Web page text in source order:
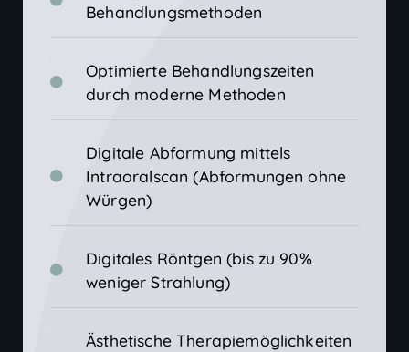
Behandlungsmethoden
Optimierte Behandlungszeiten
durch moderne Methoden
Digitale Abformung mittels
Intraoralscan (Abformungen ohne
Würgen)
Digitales Röntgen (bis zu 90%
weniger Strahlung)
Ästhetische Therapiemöglichkeiten